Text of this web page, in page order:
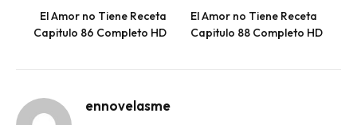
El Amor no Tiene Receta
Capitulo 86 Completo HD
El Amor no Tiene Receta
Capitulo 88 Completo HD
ennovelasme